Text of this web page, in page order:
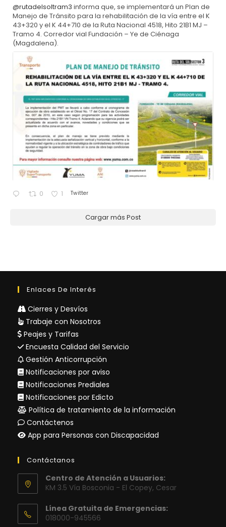
@rutadelsoltram3 informa que, se implementará un Plan de
Manejo de Tránsito para la rehabilitación de la vía entre el K
43+320 y el K 44+710 de la Ruta Nacional 4518, Hito 21B1 MJ –
Tramo 4. Corredor vial Fundación – Ye de Ciénaga
(Magdalena).
0 1 Twitter
Cargar más Post
Enlaces De Interés
Cierres y Desvíos
Trabaje con Nosotros
Peajes y Tarifas
Encuesta Calidad del Servicio
Gestión Anticorrupción
Notificaciones por aviso
Notificaciones Prediales
Notificaciones por Edicto
Política de tratamiento de la información
Contáctenos
App para Personas con Discapacidad
Contáctanos
Centro de Atención a Usuarios:
KM 3.5 Vía Bosconia - El Copey, Cesar
Línea Gratuita de Emergencias:
018000-945566